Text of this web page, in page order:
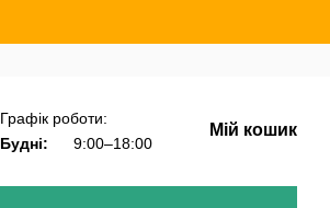
Графік роботи:
Будні:
9:00–18:00
Мій кошик